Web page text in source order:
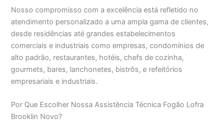
Nosso compromisso com a excelência está refletido no
atendimento personalizado a uma ampla gama de clientes,
desde residências até grandes estabelecimentos
comerciais e industriais como empresas, condomínios de
alto padrão, restaurantes, hotéis, chefs de cozinha,
gourmets, bares, lanchonetes, bistrôs, e refeitórios
empresariais e industriais.
Por Que Escolher Nossa Assistência Técnica Fogão Lofra
Brooklin Novo?